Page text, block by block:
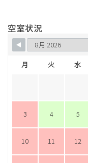
空室状況
月 火 水
3 4 5
10 11 12